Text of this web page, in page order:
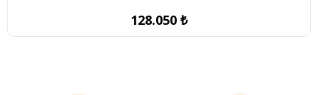
128.050 ₺